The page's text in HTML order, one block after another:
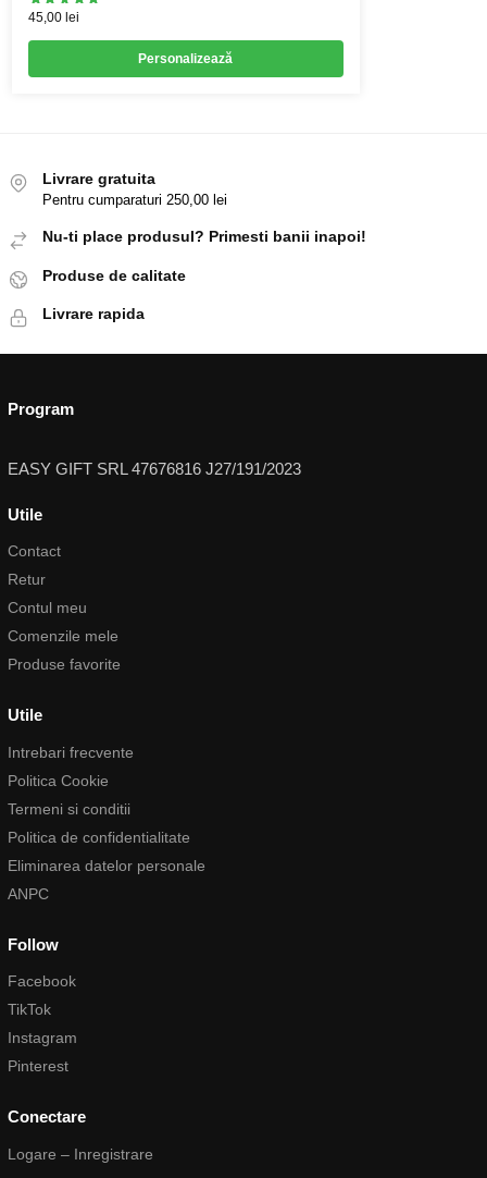
45,00 lei
Personalizează
Livrare gratuita
Pentru cumparaturi 250,00 lei
Nu-ti place produsul? Primesti banii inapoi!
Produse de calitate
Livrare rapida
Program
EASY GIFT SRL 47676816 J27/191/2023
Utile
Contact
Retur
Contul meu
Comenzile mele
Produse favorite
Utile
Intrebari frecvente
Politica Cookie
Termeni si conditii
Politica de confidentialitate
Eliminarea datelor personale
ANPC
Follow
Facebook
TikTok
Instagram
Pinterest
Conectare
Logare – Inregistrare